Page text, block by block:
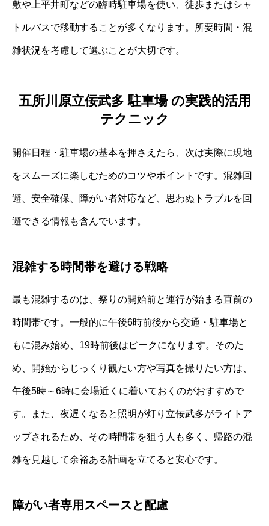
敷や上平井町などの臨時駐車場を使い、徒歩またはシャ
トルバスで移動することが多くなります。所要時間・混
雑状況を考慮して選ぶことが大切です。
五所川原立佞武多 駐車場 の実践的活用
テクニック
開催日程・駐車場の基本を押さえたら、次は実際に現地
をスムーズに楽しむためのコツやポイントです。混雑回
避、安全確保、障がい者対応など、思わぬトラブルを回
避できる情報も含んでいます。
混雑する時間帯を避ける戦略
最も混雑するのは、祭りの開始前と運行が始まる直前の
時間帯です。一般的に午後6時前後から交通・駐車場と
もに混み始め、19時前後はピークになります。そのた
め、開始からじっくり観たい方や写真を撮りたい方は、
午後5時～6時に会場近くに着いておくのがおすすめで
す。また、夜遅くなると照明が灯り立佞武多がライトア
ップされるため、その時間帯を狙う人も多く、帰路の混
雑を見越して余裕ある計画を立てると安心です。
障がい者専用スペースと配慮